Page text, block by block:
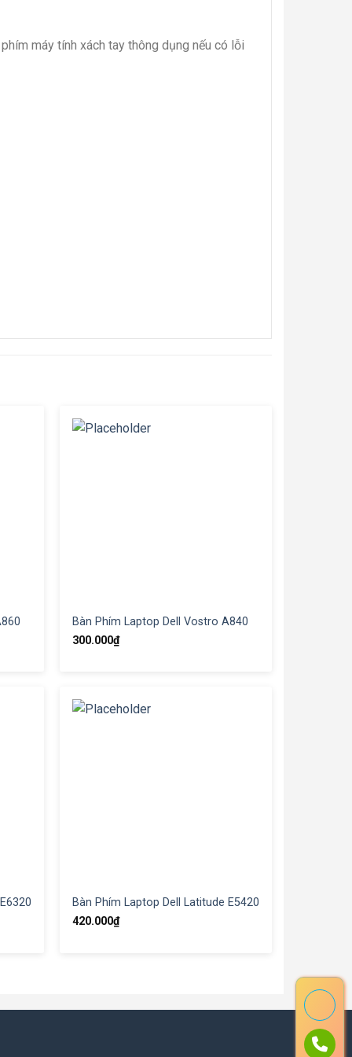
máy tính xách tay thông dụng nếu có lỗi
Bàn Phím Laptop Dell Vostro A840
300.000₫
Bàn Phím Laptop Dell Latitude E5420
420.000₫